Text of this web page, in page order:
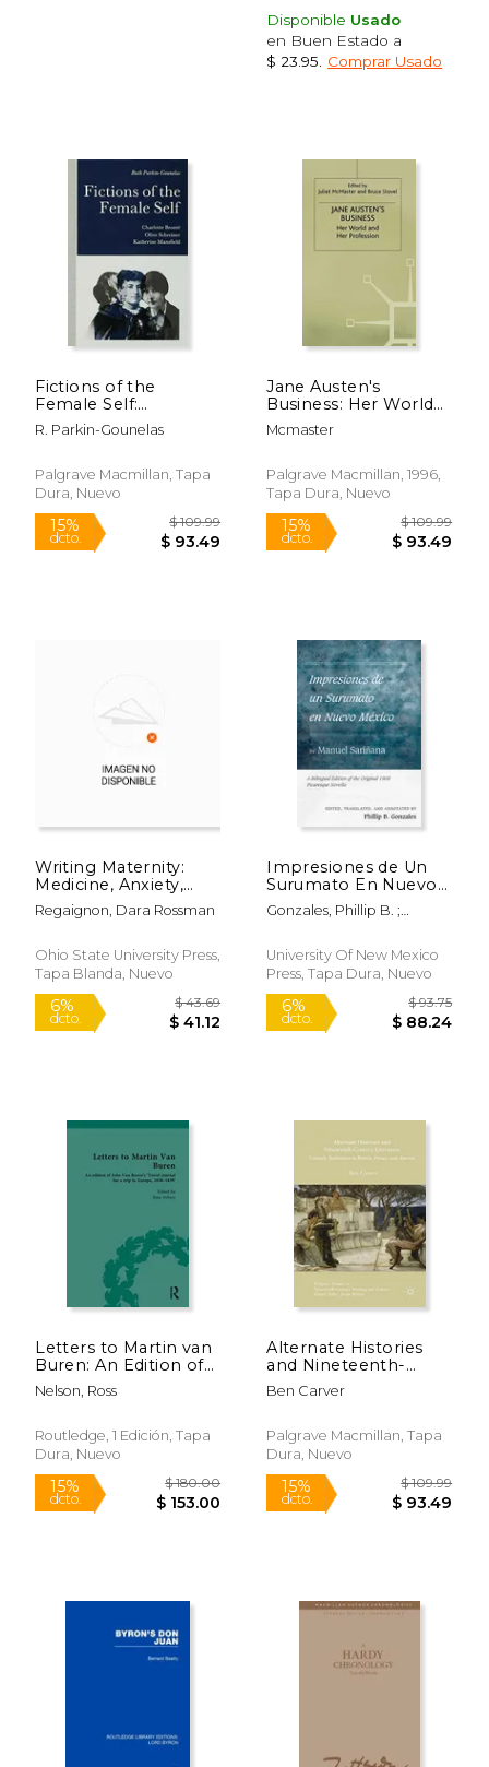
dcto.
40%
dcto.
$ 113.73
$ 68.24
15%
dcto.
$
$
Disponible Usado
en Buen Estado a
$ 23.95
Comprar Usado
Fictions of the
Female Self:
Charlotte Bronte,
Olive Schreiner,
R. Parkin-Gounelas
Palgrave Macmillan, Tapa
Dura, Nuevo
Jane Austen's
Business: Her World
and her Profession
(en Inglés)
Mcmaster
Palgrave Macmillan, 1996,
Tapa Dura, Nuevo
Writing Maternity:
Medicine, Anxiety,
Rhetoric, and Genre
(en Inglés)
Regaignon, Dara Rossman
Ohio State University Press,
Tapa Blanda, Nuevo
Impresiones de Un
Surumato En Nuevo
México by Manuel
Sariñana: A Bilingual
1908 Picaresque
Novella (en Inglés)
Gonzales, Phillip B. ;
University Of New Mexico
Press, Tapa Dura, Nuevo
Letters to Martin van
Buren: An Edition of
John van Buren’S
‘Travel Journal for a
1839’ (Routledge
Historical Resources)
Nelson, Ross
Routledge, 1 Edición, Tapa
Dura, Nuevo
Alternate Histories
and Nineteenth-
Century Literature:
Untimely Meditations
America (Palgrave
Studies in
Writing and Culture)
Ben Carver
Palgrave Macmillan, Tapa
Dura, Nuevo